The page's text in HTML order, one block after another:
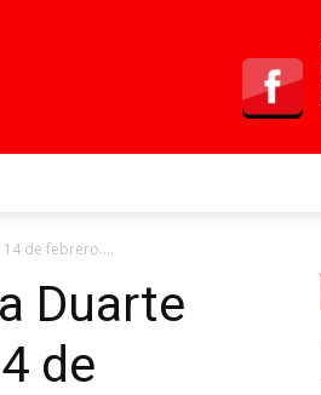
14 de febrero....
Duarte
de